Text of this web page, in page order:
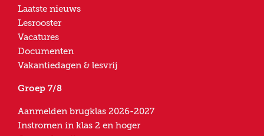
Laatste nieuws
Lesrooster
Vacatures
Documenten
Vakantiedagen & lesvrij
Groep 7/8
Aanmelden brugklas 2026-2027
Instromen in klas 2 en hoger